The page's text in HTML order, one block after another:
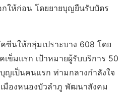
ให้ก่อน โดยยายบุญยืนรับบัตร
ซีนให้กลุ่มเปราะบาง 608 โดย
ข็มแรก เป้าหมายผู้รับบริการ 50
ญเป็นคนแรก ท่ามกลางกำลังใจ
มืองหนองบัวลำภู พัฒนาสังคม